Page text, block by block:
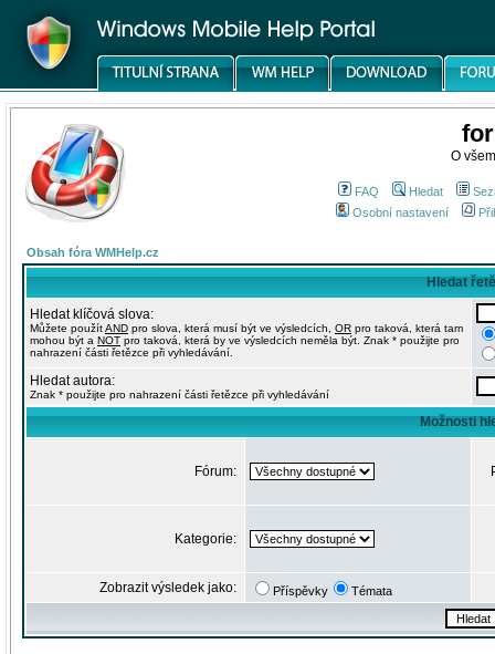
O
FAQ Hledat
Osobní nastavení
Obsah fóra WMHelp.cz
Hledat
Hledat klíčová slova:
Můžete použítAND pro slova, která musí být ve výsledcích, OR pro taková, která tam
mohou být a NOT pro taková, která by ve výsledcích neměla být. Znak * použijte pro
nahrazení části řetězce při vyhledávání.
Hledat autora:
Znak * použijte pro nahrazení části řetězce při vyhledávání
Možnosti
Fórum:
Kategorie:
Zobrazit výsledek jako: Příspěvky Témata